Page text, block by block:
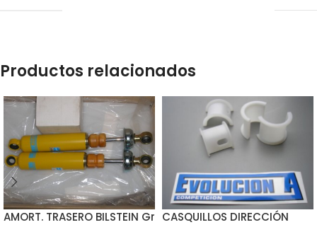
Productos relacionados
AMORT. TRASERO BILSTEIN Gr CASQUILLOS DIRECCIÓN